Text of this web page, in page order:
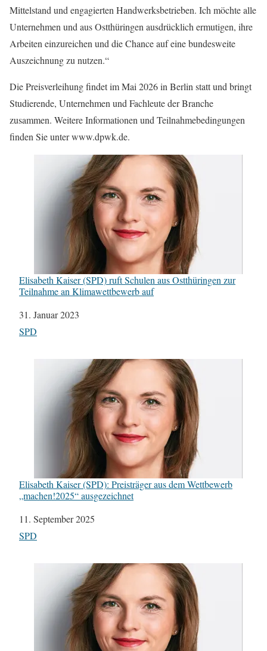
Mittelstand und engagierten Handwerksbetrieben. Ich möchte alle
Unternehmen und aus Ostthüringen ausdrücklich ermutigen, ihre
Arbeiten einzureichen und die Chance auf eine bundesweite
Auszeichnung zu nutzen.“
Die Preisverleihung findet im Mai 2026 in Berlin statt und bringt
Studierende, Unternehmen und Fachleute der Branche
zusammen. Weitere Informationen und Teilnahmebedingungen
finden Sie unter www.dpwk.de.
Elisabeth Kaiser (SPD) ruft Schulen aus Ostthüringen zur
Teilnahme an Klimawettbewerb auf
Datum
31. Januar 2023
In Bezug auf
SPD
Elisabeth Kaiser (SPD): Preisträger aus dem Wettbewerb
„machen!2025“ ausgezeichnet
Datum
11. September 2025
In Bezug auf
SPD